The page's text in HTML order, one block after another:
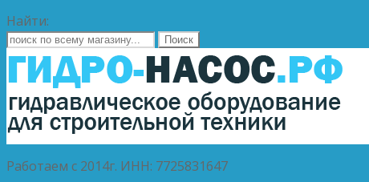
Найти:
Работаем с 2014г. ИНН: 7725831647